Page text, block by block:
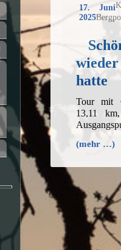
17. Juni
2025
hatte
Tour mit
13,11
(mehr …)